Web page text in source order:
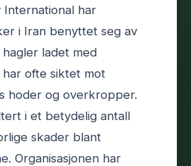
International har
i Iran benyttet seg av
ladet med
ofte siktet mot
hoder og overkropper.
i et betydelig antall
skader blant
Organisasjonen har